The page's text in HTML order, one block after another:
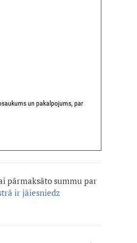
un pakalpojums, par
pārmaksāto summu par
ir jāiesniedz